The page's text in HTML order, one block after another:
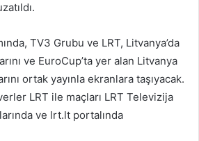
TV3 Grubu ve LRT, Litvanya’da
ve EuroCup’ta yer alan Litvanya
ortak yayınla ekranlara taşıyacak.
LRT ile maçları LRT Televizija
ve lrt.lt portalında